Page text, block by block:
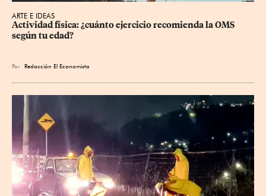
ARTE E IDEAS
Actividad física: ¿cuánto ejercicio recomienda la OMS
según tu edad?
Por Redacción El Economista